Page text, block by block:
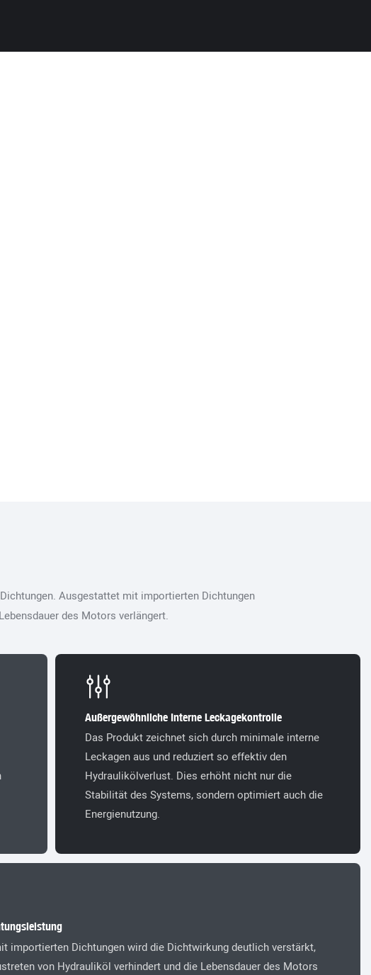
Ausgestattet mit importierten Dichtungen
des Motors verlängert.
Außergewöhnliche Interne Leckagekontrolle
Das Produkt zeichnet sich durch minimale interne
Leckagen aus und reduziert so effektiv den
Hydraulikölverlust. Dies erhöht nicht nur die
Stabilität des Systems, sondern optimiert auch die
Energienutzung.
importierten Dichtungen wird die Dichtwirkung deutlich verstärkt,
von Hydrauliköl verhindert und die Lebensdauer des Motors